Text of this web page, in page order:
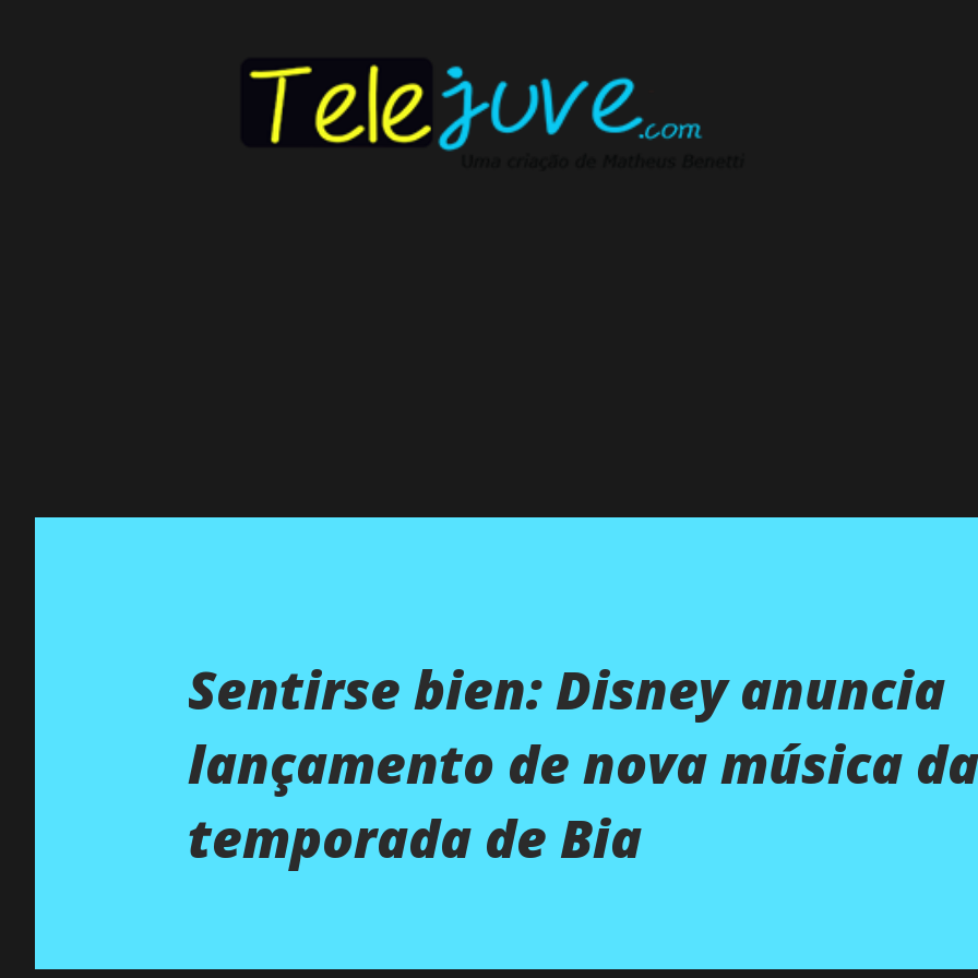
Sentirse bien: Disney anuncia
lançamento de nova música
temporada de Bia